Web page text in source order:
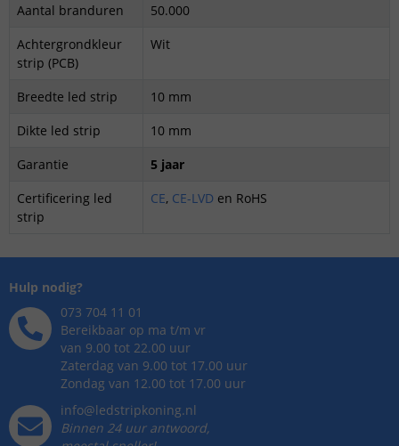
Aantal branduren
50.000
Achtergrondkleur
strip (PCB)
Wit
Breedte led strip
10 mm
Dikte led strip
10 mm
Garantie
5 jaar
Certificering led
strip
CE, CE-LVD en RoHS
Hulp nodig?
073 704 11 01
Bereikbaar op ma t/m vr
van 9.00 tot 22.00 uur
Zaterdag van 9.00 tot 17.00 uur
Zondag van 12.00 tot 17.00 uur
info@ledstripkoning.nl
Binnen 24 uur antwoord,